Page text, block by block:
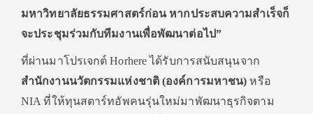
มหาวิทยาลัยธรรมศาสตร์ก่อน หากประสบความสำเร็จก็
จะประชุมร่วมกับทีมงานเพื่อพัฒนาต่อไป”
ที่ผ่านมาโปรเจกต์ Horhere ได้รับการสนับสนุนจาก
สำนักงานนวัตกรรมแห่งชาติ (องค์การมหาชน) หรือ
NIA ที่ให้ทุนสตาร์ทอัพคนรุ่นใหม่มาพัฒนาธุรกิจตาม